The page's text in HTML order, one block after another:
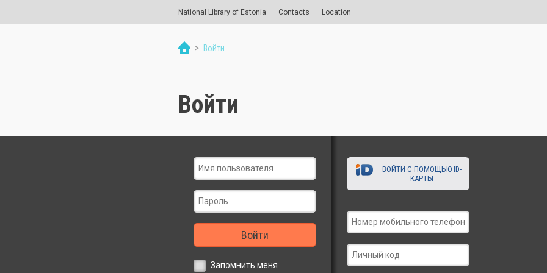
National Library of Estonia Contacts Location
> Войти
Войти
Войти
Запомнить меня
ВОЙТИ С ПОМОЩЬЮ ID-
КАРТЫ